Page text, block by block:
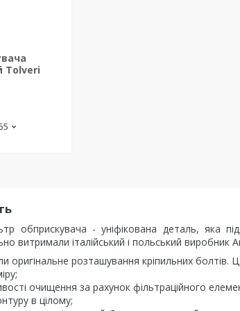
Tolveri
обприскувача - уніфікована деталь, яка
витримали італійський і польський виробник
оригінальне розташування кріпильних
очищення за рахунок фільтраційного
в цілому;